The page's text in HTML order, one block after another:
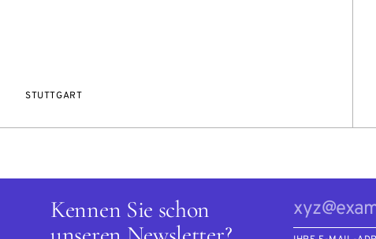
STUTTGART
Kennen Sie schon